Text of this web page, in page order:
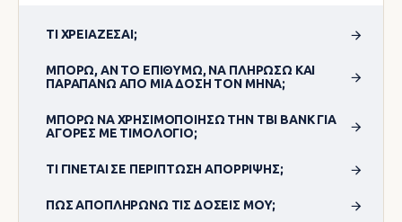
ΤΙ ΧΡΕΙΆΖΕΣΑΙ;
ΜΠΟΡΏ, ΑΝ ΤΟ ΕΠΙΘΥΜΏ, ΝΑ ΠΛΗΡΏΣΩ ΚΑΙ
ΠΑΡΑΠΆΝΩ ΑΠΌ ΜΊΑ ΔΌΣΗ ΤΟΝ ΜΉΝΑ;
ΜΠΟΡΏ ΝΑ ΧΡΗΣΙΜΟΠΟΊΗΣΩ ΤΗΝ TBI BANK ΓΙΑ
ΑΓΟΡΈΣ ΜΕ ΤΙΜΟΛΌΓΙΟ;
ΤΙ ΓΊΝΕΤΑΙ ΣΕ ΠΕΡΊΠΤΩΣΗ ΑΠΌΡΡΙΨΗΣ;
ΠΏΣ ΑΠΟΠΛΗΡΏΝΩ ΤΙΣ ΔΌΣΕΙΣ ΜΟΥ;